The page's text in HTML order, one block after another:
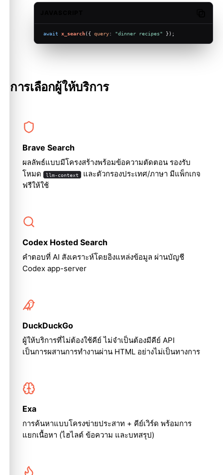
await x_search({ query: "dinner recipes" });
การเลือกผู้ให้บริการ
Brave Search
ผลลัพธ์แบบมีโครงสร้างพร้อมข้อความตัดตอน รองรับ
โหมด
llm-context และตัวกรองประเทศ/ภาษา มีแพ็กเกจ
ฟรีให้ใช้
Codex Hosted Search
คำตอบที่ AI สังเคราะห์โดยอิงแหล่งข้อมูล ผ่านบัญชี
Codex app-server
DuckDuckGo
ผู้ให้บริการที่ไม่ต้องใช้คีย์ ไม่จำเป็นต้องมีคีย์ API
เป็นการผสานการทำงานผ่าน HTML อย่างไม่เป็นทางการ
Exa
การค้นหาแบบโครงข่ายประสาท + คีย์เวิร์ด พร้อมการ
แยกเนื้อหา (ไฮไลต์ ข้อความ และบทสรุป)